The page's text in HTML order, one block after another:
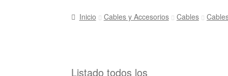
Inicio Cables y Accesorios Cables
Listado todos los